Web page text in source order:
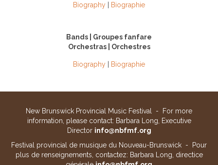
Biography Biographie
Bands | Groupes fanfare
Orchestras | Orchestres
Biography Biographie
New Brunswick Provincial Music Festival - For more
information, please contact: Barbara Long, Executive
Director info@nbfmf.org
Festival provincial de musique du Nouveau-Brunswick - Pour
plus de renseignements, contactez: Barbara Long, directice